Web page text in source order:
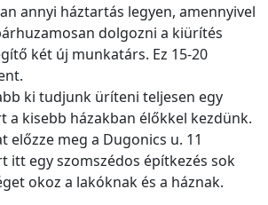
annyi háztartás legyen, amennyivel
dolgozni a kiürítés
két új munkatárs. Ez 15-20
ki tudjunk üríteni teljesen egy
a kisebb házakban élőkkel kezdünk.
előzze meg a Dugonics u. 11
itt egy szomszédos építkezés sok
okoz a lakóknak és a háznak.